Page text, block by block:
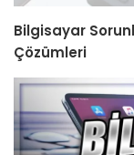
Bilgisayar
Çözümleri